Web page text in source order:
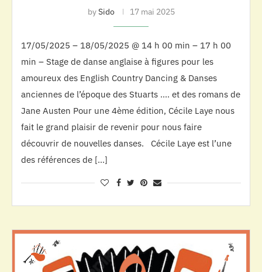
bySido 17 mai 2025
17/05/2025 – 18/05/2025 @ 14 h 00 min – 17 h 00
min – Stage de danse anglaise à figures pour les
amoureux des English Country Dancing & Danses
anciennes de l’époque des Stuarts …. et des romans de
Jane Austen Pour une 4ème édition, Cécile Laye nous
fait le grand plaisir de revenir pour nous faire
découvrir de nouvelles danses. Cécile Laye est l’une
des références de […]